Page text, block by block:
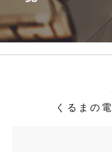
くるまの